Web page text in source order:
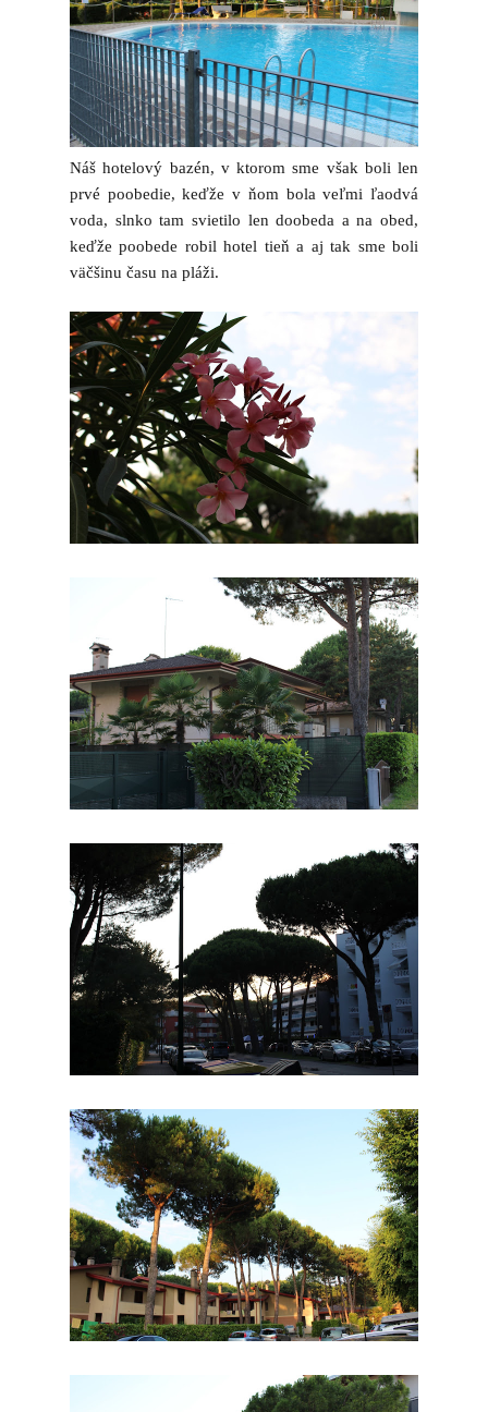
Náš hotelový bazén, v ktorom sme však boli len
prvé poobedie, keďže v ňom bola veľmi ľaodvá
voda, slnko tam svietilo len doobeda a na obed,
keďže poobede robil hotel tieň a aj tak sme boli
väčšinu času na pláži.